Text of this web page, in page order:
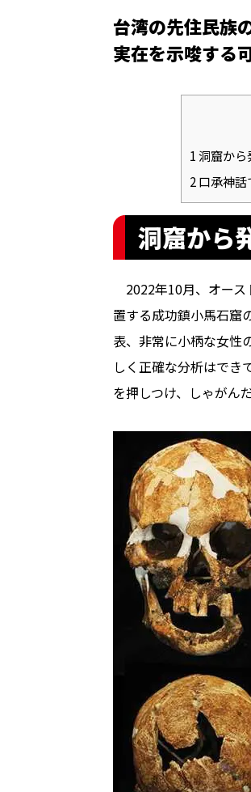
台湾の先住民族
実在を示唆する
1洞窟から
2口承神話
洞窟から
2022年10月、オース
置する成功鎮小馬石窟
表、非常に小柄な女性
しく正確な分析はでき
を押しつけ、しゃがん